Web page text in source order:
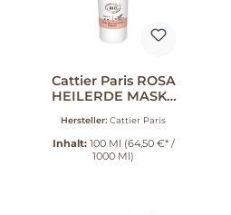
Cattier Paris ROSA
HEILERDE MASKE
Hersteller: Cattier Paris
Inhalt: 100 Ml (64,50 €* /
1000 Ml)